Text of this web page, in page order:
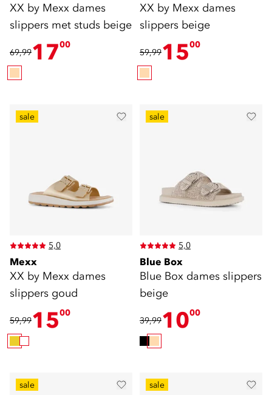
XX by Mexx dames
slippers met studs beige
69,991700
XX by Mexx dames
slippers beige
59,991500
sale
5,0
Mexx
XX by Mexx dames
slippers goud
59,991500
sale
5,0
Blue Box
Blue Box dames slippers
beige
39,991000
sale sale